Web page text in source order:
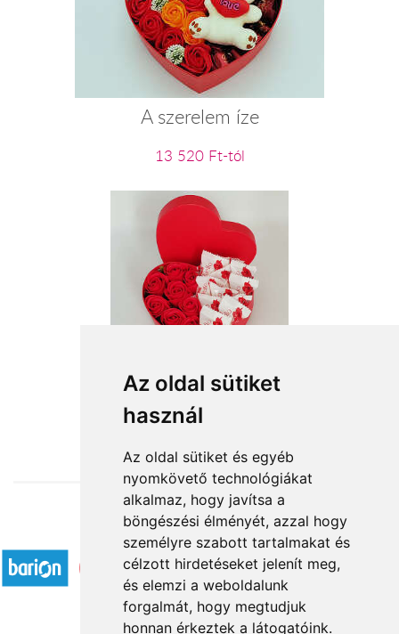
Az oldal sütiket
használ
Az oldal sütiket és egyéb
nyomkövető technológiákat
alkalmaz, hogy javítsa a
böngészési élményét, azzal hogy
személyre szabott tartalmakat és
célzott hirdetéseket jelenít meg,
és elemzi a weboldalunk
forgalmát, hogy megtudjuk
honnan érkeztek a látogatóink.
A szerelem íze
13 520 Ft-tól
Édes álom
11 880 Ft-tól
Elfogadott fizetési módok